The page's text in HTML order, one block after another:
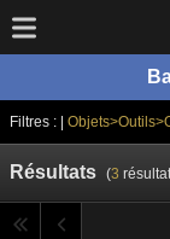
Filtres : |
Résultats (3